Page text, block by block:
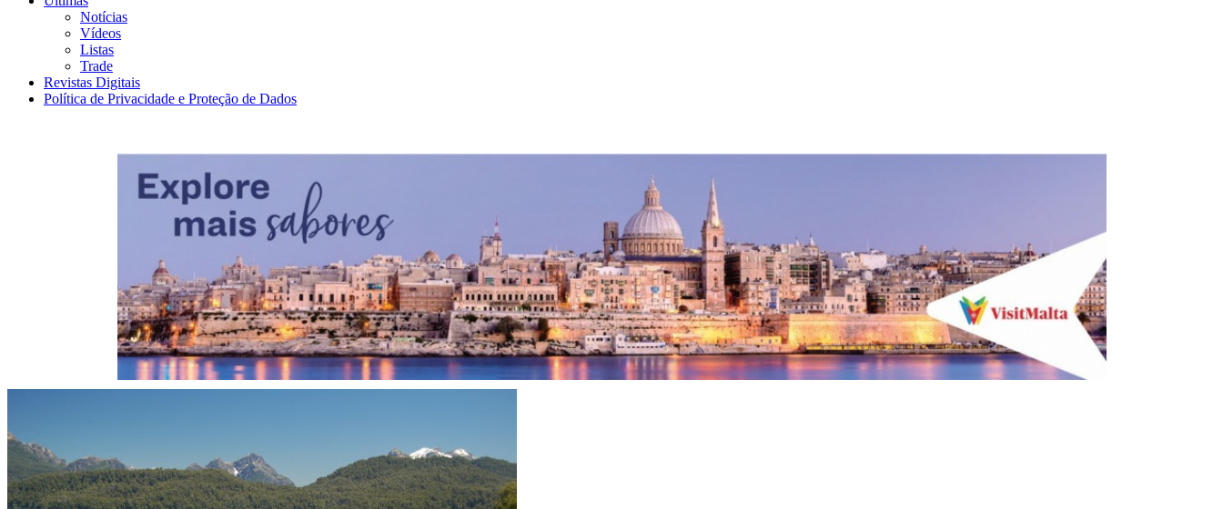
Notícias
Vídeos
Listas
Trade
Revistas Digitais
Política de Privacidade e Proteção de Dados